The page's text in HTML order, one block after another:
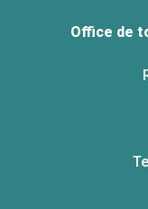
Office de